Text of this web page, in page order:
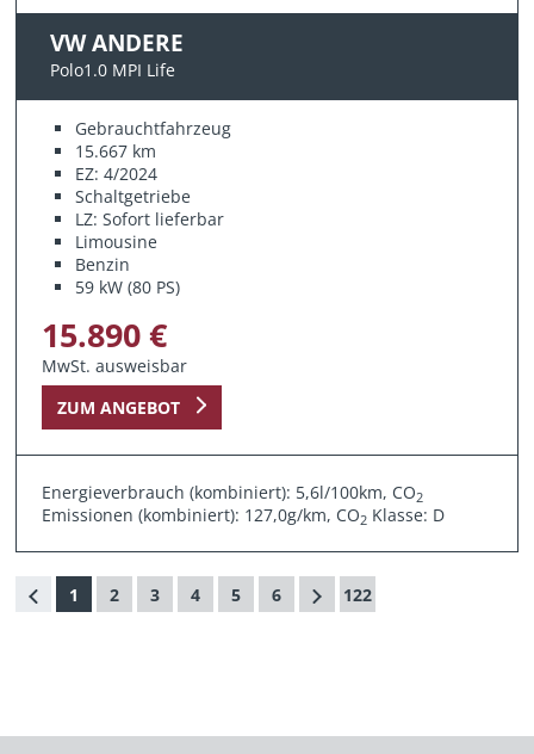
VW ANDERE
Polo1.0 MPI Life
Gebrauchtfahrzeug
15.667 km
EZ: 4/2024
Schaltgetriebe
LZ: Sofort lieferbar
Limousine
Benzin
59 kW (80 PS)
15.890 €
MwSt. ausweisbar
ZUM ANGEBOT
Energieverbrauch (kombiniert): 5,6l/100km, CO2
Emissionen (kombiniert): 127,0g/km, CO2 Klasse: D
1 2 3 4 5 6 122